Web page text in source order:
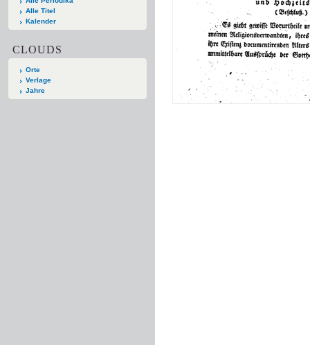
Alle Titel
Kalender
CLOUDS
Orte
Verlage
Jahre